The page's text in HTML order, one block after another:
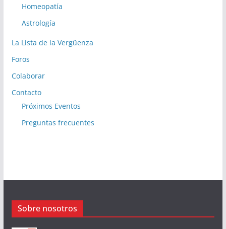
Homeopatía
Astrología
La Lista de la Vergüenza
Foros
Colaborar
Contacto
Próximos Eventos
Preguntas frecuentes
Sobre nosotros